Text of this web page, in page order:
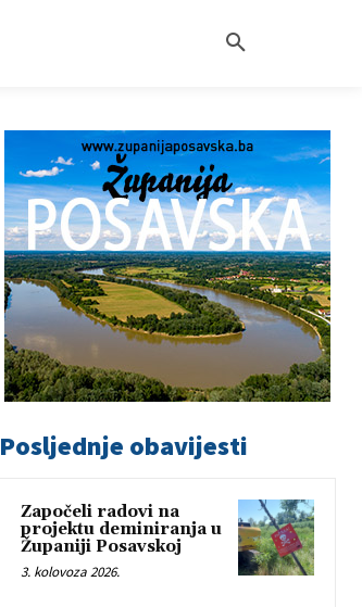
Posljednje obavijesti
Započeli radovi na
projektu deminiranja u
Županiji Posavskoj
3. kolovoza 2026.